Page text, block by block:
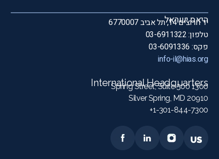
היאס ישראל
יד חרוצים 14, תל אביב 6770007
טלפון: 03-6911322
פקס: 03-6091336
info-il@hias.org
International Headquarters
1300 Spring Street, Suite 500
Silver Spring, MD 20910
1-301-844-7300+